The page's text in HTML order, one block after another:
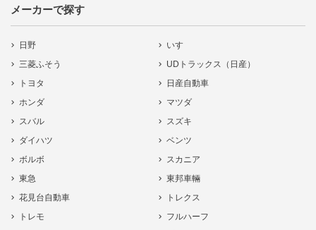
メーカーで探す
日野
いすゞ
三菱ふそう
UDトラックス（日産）
トヨタ
日産自動車
ホンダ
マツダ
スバル
スズキ
ダイハツ
ベンツ
ボルボ
スカニア
東急
東邦車輛
花見台自動車
トレクス
トレモ
フルハーフ